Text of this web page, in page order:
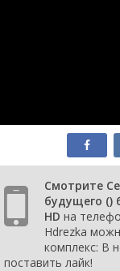
Смотрите
будущего ()
HD на
Hdrezka
комплекс: В
поставить лайк!